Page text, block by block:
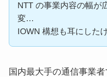
NTT の事業内容の幅が
変…
IOWN 構想も耳にした
国内最大手の通信事業